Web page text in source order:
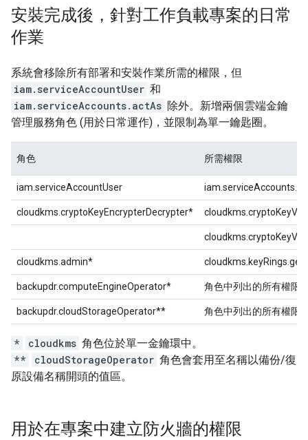
安裝完成後，針對工作負載專案的日常
作業
系統會移除所有部署和安裝作業所需的權限，但
iam.serviceAccountUser 和
iam.serviceAccounts.actAs 除外。新增兩個雲端金鑰
管理服務角色 (用於日常運作)，並限制為單一鑰匙圈。
角色 所需權限
iam.serviceAccountUser
cloudkms.cryptoKeyEncrypterDecrypter*
cloudkms.admin* cloudkms.keyRings.get
backupdr.computeEngineOperator* 角色中列出的所有權限
backupdr.cloudStorageOperator** 角色中列出的所有權限
* cloudkms 角色位於單一金鑰環中。
**
cloudStorageOperator 角色會套用至名稱以備份/復
原設備名稱開頭的值區。
用於在專案中建立防火牆的權限